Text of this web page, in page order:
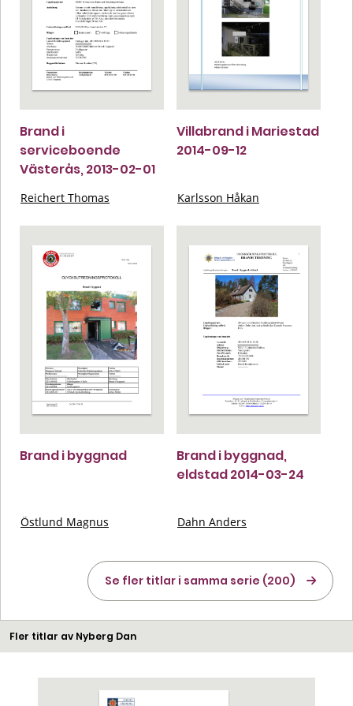
Brand i
serviceboende
Västerås, 2013-02-01
Reichert Thomas
Villabrand i Mariestad
2014-09-12
Karlsson Håkan
Brand i byggnad
Östlund Magnus
Brand i byggnad,
eldstad 2014-03-24
Dahn Anders
Se fler titlar i samma serie (200)
Fler titlar av Nyberg Dan